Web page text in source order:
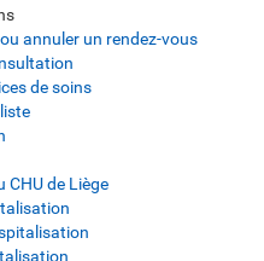
annuler un rendez-vous
de soins
CHU de Liège